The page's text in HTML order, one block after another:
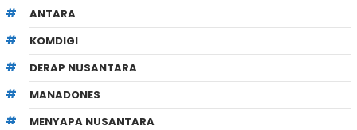
ANTARA
KOMDIGI
DERAP NUSANTARA
MANADONES
MENYAPA NUSANTARA